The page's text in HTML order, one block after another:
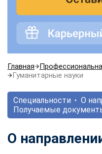
Главная
Гуманитарные науки
Специальности
О
Получаемые
О